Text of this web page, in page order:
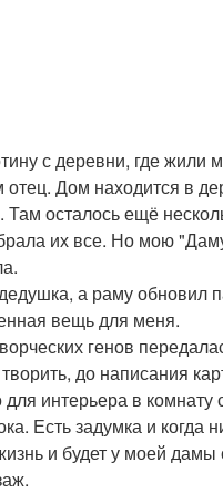
с деревни, где жили
отец. Дом находится в
Там осталось ещё
их все. Но мою
а раму обновил
вещь для меня.
генов
до написания
для интерьера в
Есть задумка и когда
и будет у моей дамы